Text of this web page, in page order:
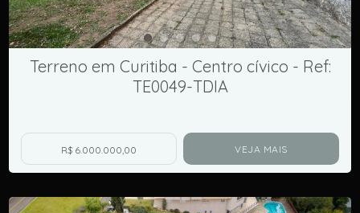
Terreno em Curitiba - Centro cívico - Ref:
TE0049-TDIA
R$ 6.000.000,00 VEJA MAIS